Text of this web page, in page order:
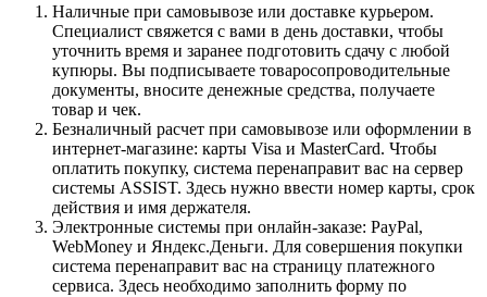
Наличные при самовывозе или доставке курьером.
Специалист свяжется с вами в день доставки, чтобы
уточнить время и заранее подготовить сдачу с любой
купюры. Вы подписываете товаросопроводительные
документы, вносите денежные средства, получаете
товар и чек.
Безналичный расчет при самовывозе или оформлении в
интернет-магазине: карты Visa и MasterCard. Чтобы
оплатить покупку, система перенаправит вас на сервер
системы ASSIST. Здесь нужно ввести номер карты, срок
действия и имя держателя.
Электронные системы при онлайн-заказе: PayPal,
WebMoney и Яндекс.Деньги. Для совершения покупки
система перенаправит вас на страницу платежного
сервиса. Здесь необходимо заполнить форму по